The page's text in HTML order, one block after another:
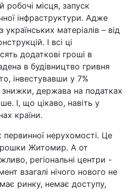
місця, запуск
інфраструктури. Адже
матеріалів – від
І всі ці
додаткові гроші в
в будівництво гривня
інвестувавши у 7%
знижки, держава на податках
І, що цікаво, навіть у
країни.
нерухомості. Це
Житомир. А от
регіональні центри -
взагалі нічого нового не
ринку, немає доступу,